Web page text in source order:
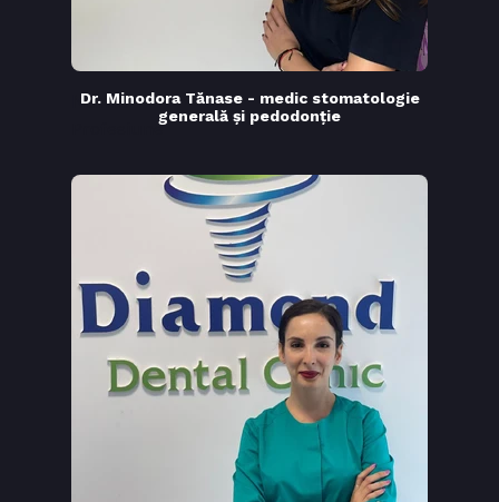
Dr. Minodora Tănase - medic stomatologie
generală și pedodonție
Nume
Profesiune